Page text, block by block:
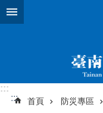
跳到主要內容區塊
:::
:::
首頁 防災專區